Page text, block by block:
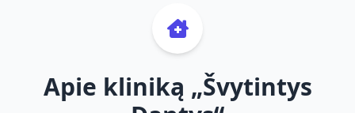
Apie kliniką „Švytintys